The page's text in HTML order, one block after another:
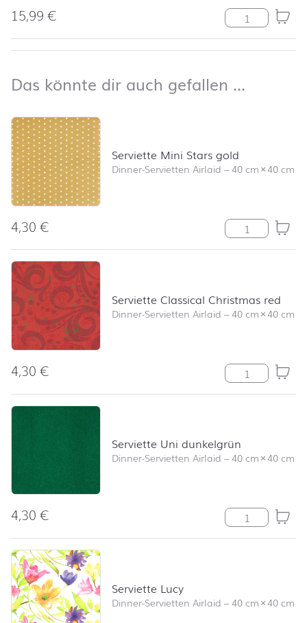
15,99€ Struktur
Das könnte dir auch gefallen …
Produktliste überspringen und zum Filter springen
Serviette Mini Stars gold
Dinner-Servietten Airlaid –40 cm×40 cm
4,30€ Serviette Mini
Serviette Classical Christmas red
Dinner-Servietten Airlaid –40 cm×40 cm
4,30€ Serviette
Serviette Uni dunkelgrün
Dinner-Servietten Airlaid –40 cm×40 cm
4,30€ Serviette Uni
Serviette Lucy
Dinner-Servietten Airlaid –40 cm×40 cm